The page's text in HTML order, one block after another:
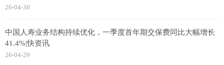
26-04-30
中国人寿业务结构持续优化，一季度首年期交保费同比大幅增长
41.4%|快资讯
26-04-29